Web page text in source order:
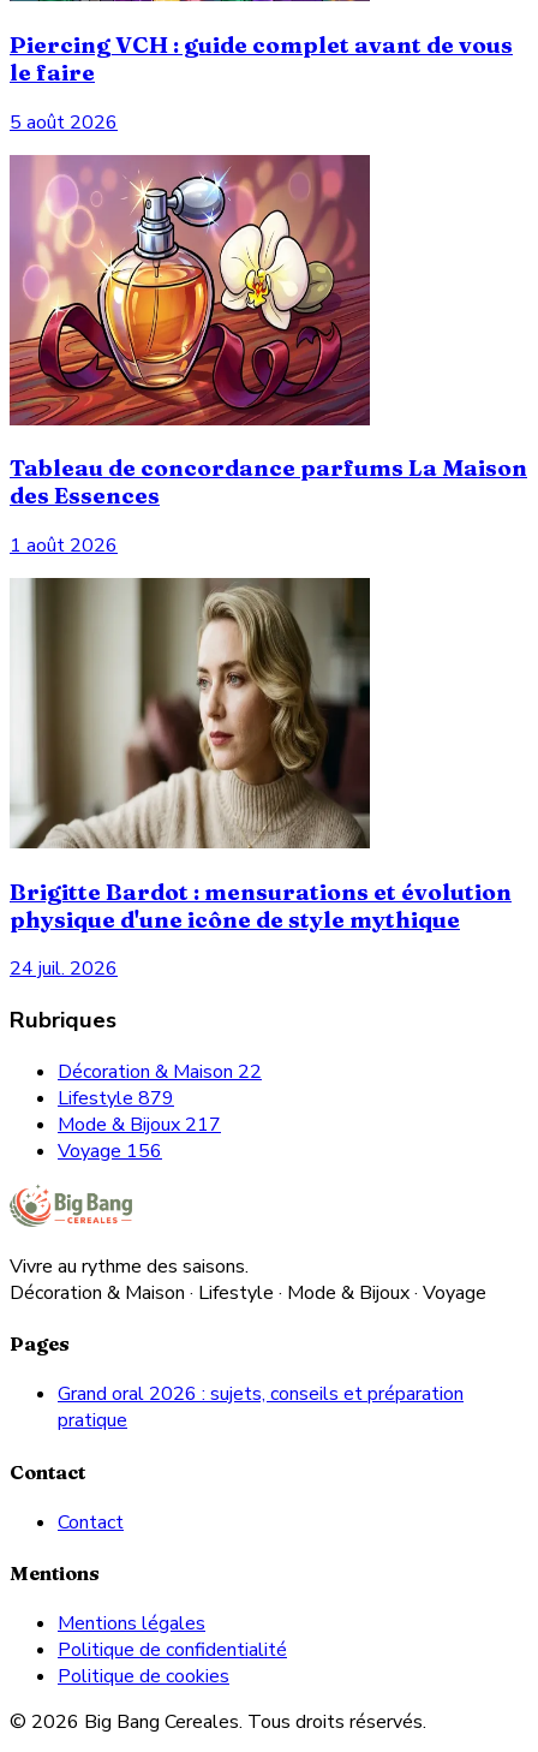
Piercing VCH : guide complet avant de vous
le faire
5 août 2026
Tableau de concordance parfums La Maison
des Essences
1 août 2026
Brigitte Bardot : mensurations et évolution
physique d'une icône de style mythique
24 juil. 2026
Rubriques
Décoration & Maison 22
Lifestyle 879
Mode & Bijoux 217
Voyage 156
Vivre au rythme des saisons.
Décoration & Maison · Lifestyle · Mode & Bijoux · Voyage
Pages
Grand oral 2026 : sujets, conseils et préparation
pratique
Contact
Contact
Mentions
Mentions légales
Politique de confidentialité
Politique de cookies
© 2026 Big Bang Cereales. Tous droits réservés.